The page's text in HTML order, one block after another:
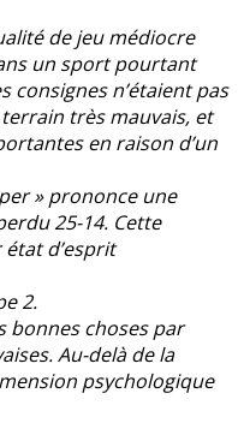
de jeu médiocre
un sport pourtant
consignes n’étaient pas
très mauvais, et
en raison d’un
» prononce une
25-14. Cette
d’esprit
2.
bonnes choses par
Au-delà de la
psychologique